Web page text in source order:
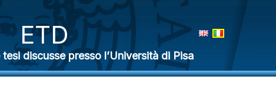
ETD
discusse presso l’Università di Pisa